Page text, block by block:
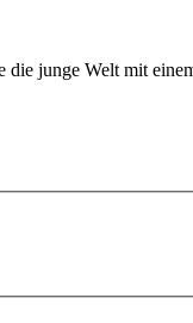
junge Welt mit